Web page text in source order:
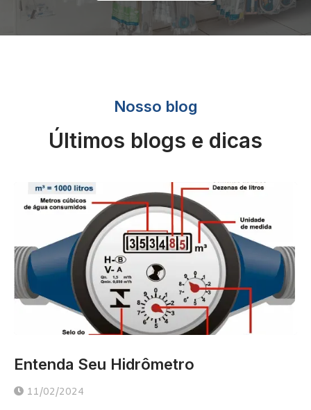
Nosso blog
Últimos blogs e dicas
Entenda Seu Hidrômetro
11/02/2024